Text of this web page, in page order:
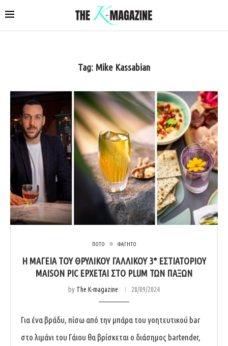
Tag: Mike Kassabian
ΠΟΤΟ ΦΑΓΗΤΟ
H ΜΑΓΕΙΑ ΤΟΥ ΘΡΥΛΙΚΟΥ ΓΑΛΛΙΚΟΥ 3* ΕΣΤΙΑΤΟΡΙΟΥ
MAISON PIC ΕΡΧΕΤΑΙ ΣΤΟ PLUM ΤΩΝ ΠΑΞΩΝ
by The K-magazine 28/09/2024
Για ένα βράδυ, πίσω από την µπάρα του γοητευτικού bar
στο λιμάνι του Γάιου θα βρίσκεται ο διάσημος bartender,